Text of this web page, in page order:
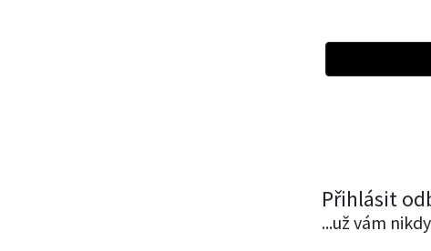
Přihlásit
...už vám